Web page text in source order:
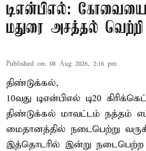
டிஎன்பிஎல்:
மதுரை அசத்தல் வெற்றி
Published on: 08 Aug 2026, 2:16 pm
திண்டுக்கல்,
10வது டிஎன்பிஎல் டி20 கிரிக்கெட்
திண்டுக்கல் மாவட்டம் நத்தம்
மைதானத்தில் நடைபெற்று
இத்தொடரில் இன்று நடைபெற்ற